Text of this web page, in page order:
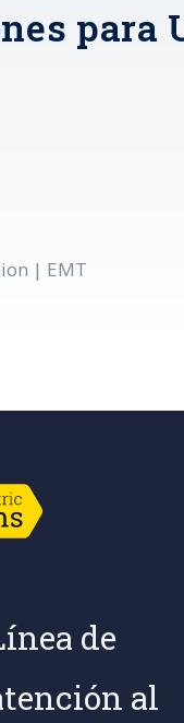
para
| EMT
de
al